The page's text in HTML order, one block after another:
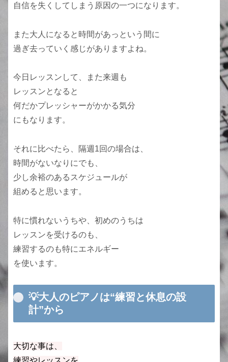
自信を失くしてしまう原因の一つになります。
また大人になると時間があっという間に
過ぎ去っていく感じがありますよね。
今日レッスンして、また来週も
レッスンとなると
何だかプレッシャーがかかる気分
にもなります。
それに比べたら、隔週1回の場合は、
時間がないなりにでも、
少し余裕のあるスケジュールが
組めると思います。
特に慣れないうちや、初めのうちは
レッスンを受けるのも、
練習するのも特にエネルギー
を使います。
💡大人のピアノは“練習と休息の設
計”から
大切な事は、
練習やレッスンを